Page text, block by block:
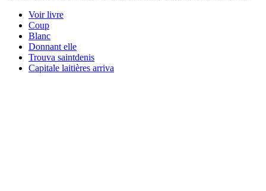
Voir livre
Coup
Blanc
Donnant elle
Trouva saintdenis
Capitale laitières arriva